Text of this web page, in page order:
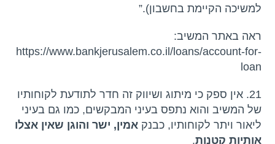
למשיכה הקיימת בחשבון).”
ראה באתר המשיב:
https://www.bankjerusalem.co.il/loans/account-for-
loan
21. אין ספק כי מיתוג ושיווק זה חדר לתודעת לקוחותיו
של המשיב והוא נתפס בעיני המבקשים, כמו גם בעיני
ליאור ויתר לקוחותיו, כבנקאמין, ישר והוגן שאין אצלו
אותיות קטנות.